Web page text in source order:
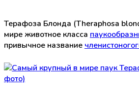
Терафоза Блонда (Theraphosa
мире животное класса
привычное название